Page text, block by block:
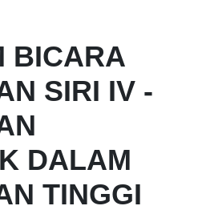
BICARA
SIRI IV -
DALAM
TINGGI